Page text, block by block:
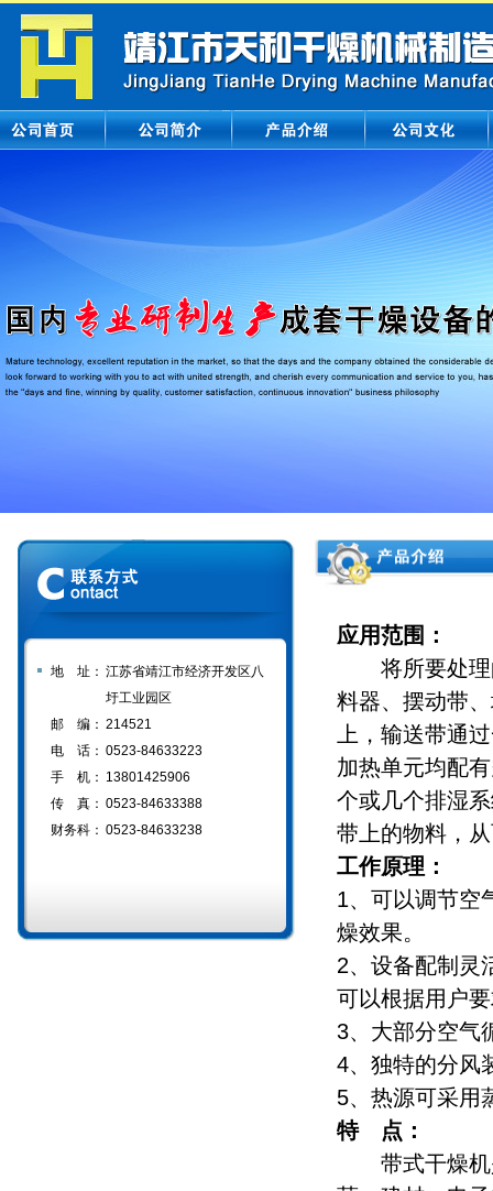
地 址： 江苏省靖江市经济开发区八
圩工业园区
邮 编： 214521
电 话： 0523-84633223
手 机： 13801425906
传 真： 0523-84633388
财务科： 0523-84633238
应用范围：
将所要处理
料器、摆动带
上，输送带通
加热单元均配
个或几个排湿
带上的物料，
工作原理：
1、可以调节空
燥效果。
2、设备配制灵
可以根据用户
3、大部分空气
4、独特的分风
5、热源可采用
特 点：
带式干燥机